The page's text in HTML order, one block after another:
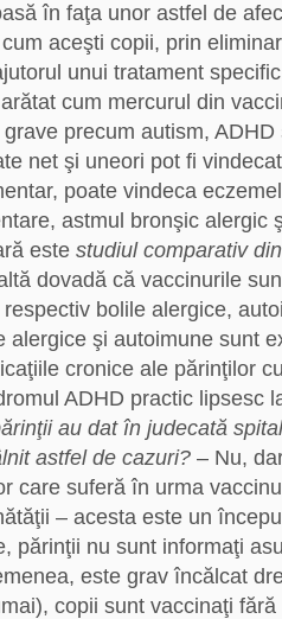
în faţa unor astfel de
aceşti copii, prin
unui tratament
cum mercurul din
precum autism,
net şi uneori pot fi
poate vindeca
astmul bronşic alergic
este studiul comparativ
dovadă că vaccinurile
bolile alergice,
alergice şi autoimune sunt
cronice ale părinţilor
ADHD practic lipsesc
au dat în judecată
astfel de cazuri? – Nu,
care suferă în urma
– acesta este un
părinţii nu sunt informaţi
este grav încălcat
copii sunt vaccinaţi